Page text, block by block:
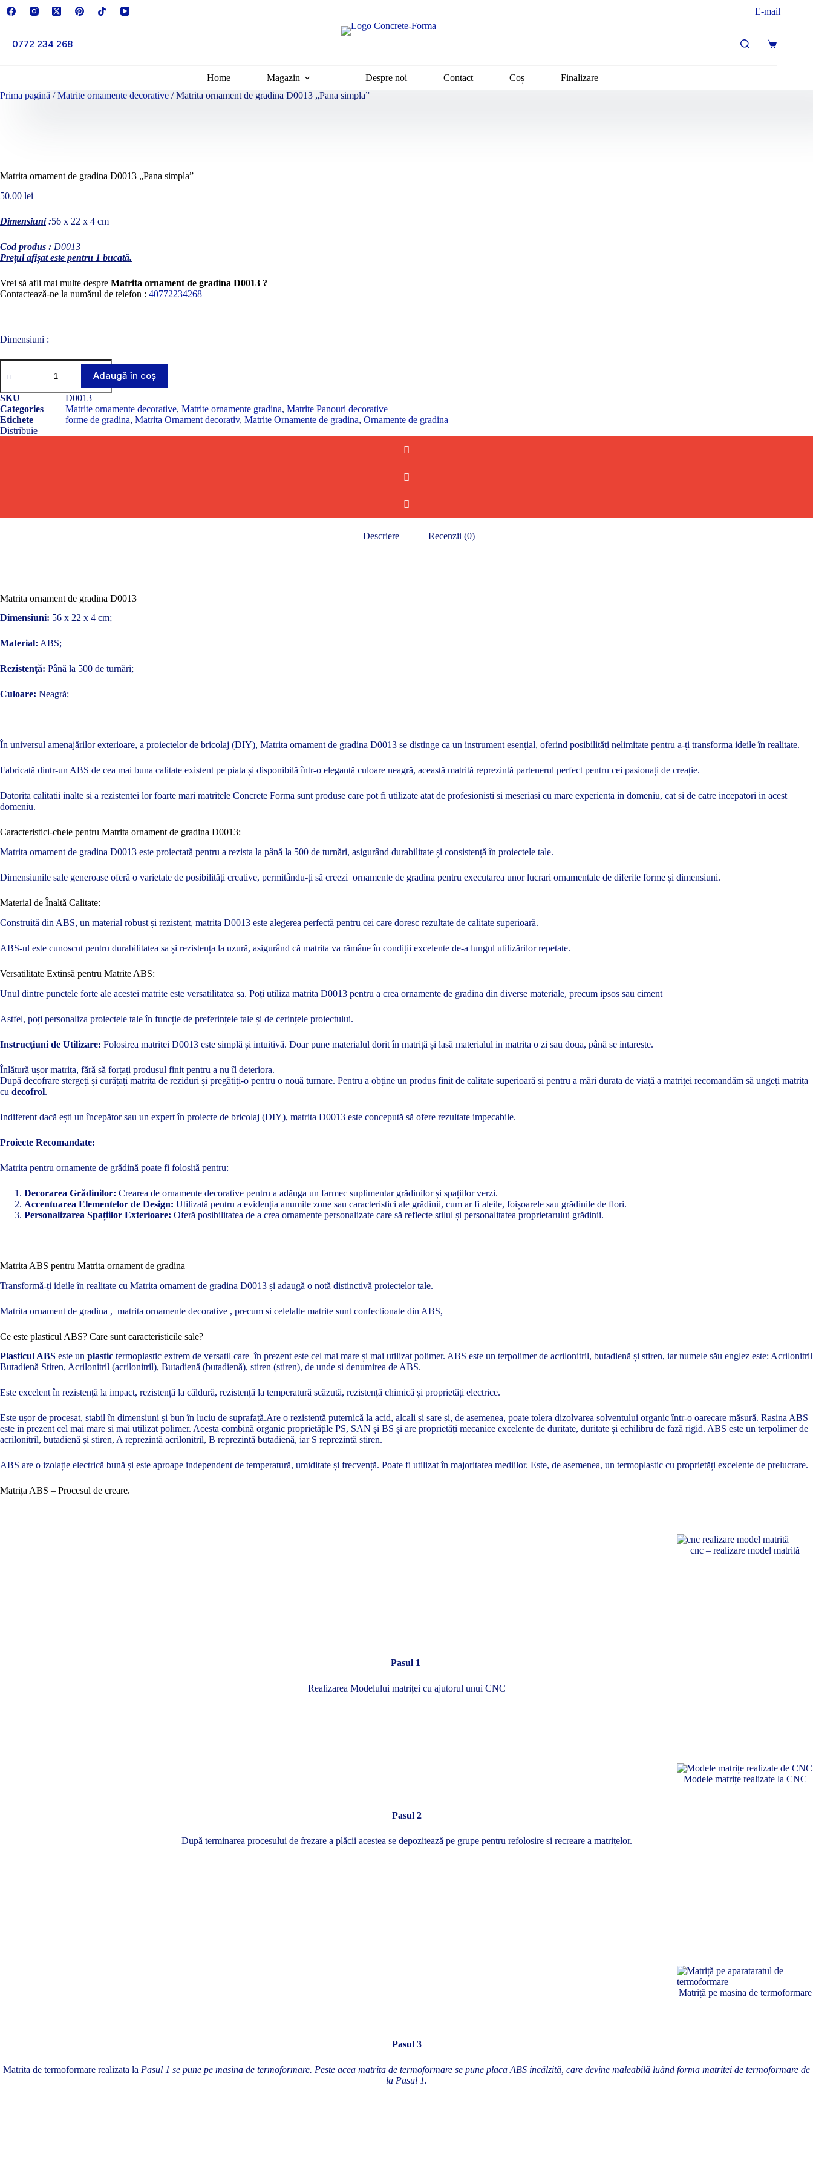
Sari
E-mail
0772 234 268
Coș
Home Magazin Despre noi Contact Coș
Finalizare
Prima pagină /Matrite ornamente decorative / Matrita ornament de gradina D0013 „Pana simpla”
Matrita ornament de gradina D0013 „Pana simpla”
50.00 lei
Dimensiuni :56 x 22 x 4 cm
Cod produs : D0013
Prețul afișat este pentru 1 bucată.
Vrei să afli mai multe despre Matrita ornament de gradina D0013 ?
Contactează-ne la numărul de telefon : 40772234268
Dimensiuni :
Cantitate
Matrita
de
gradina
D0013
"Pana
simpla"
Adaugă în coș
SKU
D0013
Categories
Matrite ornamente decorative, Matrite ornamente gradina, Matrite Panouri decorative
Etichete
forme de gradina, Matrita Ornament decorativ, Matrite Ornamente de gradina, Ornamente de gradina
Distribuie
Descriere Recenzii (0)
Matrita ornament de gradina D0013
Dimensiuni: 56 x 22 x 4 cm;
Material: ABS;
Rezistență: Până la 500 de turnări;
Culoare: Neagră;
În universul amenajărilor exterioare, a proiectelor de bricolaj (DIY), Matrita ornament de gradina D0013 se distinge ca un instrument esențial, oferind posibilități nelimitate pentru a-ți transforma ideile în realitate.
Fabricată dintr-un ABS de cea mai buna calitate existent pe piata și disponibilă într-o elegantă culoare neagră, această matrită reprezintă partenerul perfect pentru cei pasionați de creație.
Datorita calitatii inalte si a rezistentei lor foarte mari matritele Concrete Forma sunt produse care pot fi utilizate atat de profesionisti si meseriasi cu mare experienta in domeniu, cat si de catre incepatori in acest
domeniu.
Caracteristici-cheie pentru Matrita ornament de gradina D0013:
Matrita ornament de gradina D0013 este proiectată pentru a rezista la până la 500 de turnări, asigurând durabilitate și consistență în proiectele tale.
Dimensiunile sale generoase oferă o varietate de posibilități creative, permitându-ți să creezi ornamente de gradina pentru executarea unor lucrari ornamentale de diferite forme și dimensiuni.
Material de Înaltă Calitate:
Construită din ABS, un material robust și rezistent, matrita D0013 este alegerea perfectă pentru cei care doresc rezultate de calitate superioară.
ABS-ul este cunoscut pentru durabilitatea sa și rezistența la uzură, asigurând că matrita va rămâne în condiții excelente de-a lungul utilizărilor repetate.
Versatilitate Extinsă pentru Matrite ABS:
Unul dintre punctele forte ale acestei matrite este versatilitatea sa. Poți utiliza matrita D0013 pentru a crea ornamente de gradina din diverse materiale, precum ipsos sau ciment
Astfel, poți personaliza proiectele tale în funcție de preferințele tale și de cerințele proiectului.
Instrucțiuni de Utilizare: Folosirea matritei D0013 este simplă și intuitivă. Doar pune materialul dorit în matriță și lasă materialul in matrita o zi sau doua, până se intareste.
Înlătură ușor matrița, fără să forțați produsul finit pentru a nu îl deteriora.
După decofrare stergeți și curățați matrița de reziduri și pregătiți-o pentru o nouă turnare. Pentru a obține un produs finit de calitate superioară și pentru a mări durata de viață a matriței recomandăm să ungeți matrița
cu decofrol.
Indiferent dacă ești un începător sau un expert în proiecte de bricolaj (DIY), matrita D0013 este concepută să ofere rezultate impecabile.
Proiecte Recomandate:
Matrita pentru ornamente de grădină poate fi folosită pentru:
Decorarea Grădinilor: Crearea de ornamente decorative pentru a adăuga un farmec suplimentar grădinilor și spațiilor verzi.
Accentuarea Elementelor de Design: Utilizată pentru a evidenția anumite zone sau caracteristici ale grădinii, cum ar fi aleile, foișoarele sau grădinile de flori.
Personalizarea Spațiilor Exterioare: Oferă posibilitatea de a crea ornamente personalizate care să reflecte stilul și personalitatea proprietarului grădinii.
Matrita ABS pentru Matrita ornament de gradina
Transformă-ți ideile în realitate cu Matrita ornament de gradina D0013 și adaugă o notă distinctivă proiectelor tale.
Matrita ornament de gradina , matrita ornamente decorative , precum si celelalte matrite sunt confectionate din ABS,
Ce este plasticul ABS? Care sunt caracteristicile sale?
Plasticul ABS este un plastic termoplastic extrem de versatil care în prezent este cel mai mare și mai utilizat polimer. ABS este un terpolimer de acrilonitril, butadienă și stiren, iar numele său englez este: Acrilonitril
Butadienă Stiren, Acrilonitril (acrilonitril), Butadienă (butadienă), stiren (stiren), de unde si denumirea de ABS.
Este excelent în rezistență la impact, rezistență la căldură, rezistență la temperatură scăzută, rezistență chimică și proprietăți electrice.
Este ușor de procesat, stabil în dimensiuni și bun în luciu de suprafață.Are o rezistență puternică la acid, alcali și sare și, de asemenea, poate tolera dizolvarea solventului organic într-o oarecare măsură. Rasina ABS
este in prezent cel mai mare si mai utilizat polimer. Acesta combină organic proprietățile PS, SAN și BS și are proprietăți mecanice excelente de duritate, duritate și echilibru de fază rigid. ABS este un terpolimer de
acrilonitril, butadienă și stiren, A reprezintă acrilonitril, B reprezintă butadienă, iar S reprezintă stiren.
ABS are o izolație electrică bună și este aproape independent de temperatură, umiditate și frecvență. Poate fi utilizat în majoritatea mediilor. Este, de asemenea, un termoplastic cu proprietăți excelente de prelucrare.
Matrița ABS – Procesul de creare.
cnc – realizare model matrită
Pasul 1
Realizarea Modelului matriței cu ajutorul unui CNC
Modele matrițe realizate la CNC
Pasul 2
După terminarea procesului de frezare a plăcii acestea se depozitează pe grupe pentru refolosire si recreare a matrițelor.
Matriță pe masina de termoformare
Pasul 3
Matrita de termoformare realizata la Pasul 1 se pune pe masina de termoformare. Peste acea matrita de termoformare se pune placa ABS incălzită, care devine maleabilă luând forma matritei de termoformare de
la Pasul 1.